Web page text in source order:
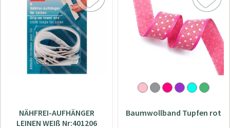
NÄHFREI-AUFHÄNGER
LEINEN WEIß Nr:401206
Baumwollband Tupfen rot